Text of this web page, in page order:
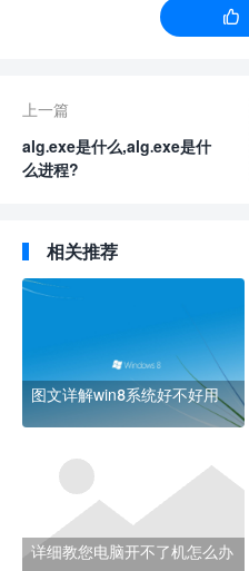

上一篇
alg.exe是什么,alg.exe是什
么进程?
相关推荐
图文详解win8系统好不好用
详细教您电脑开不了机怎么办